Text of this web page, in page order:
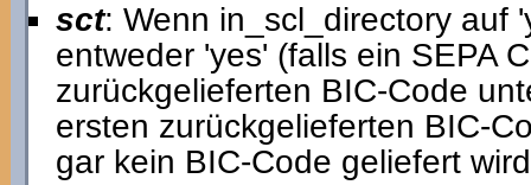
sct: Wenn in_scl_directory auf
entweder 'yes' (falls ein SEPA
zurückgelieferten BIC-Code
ersten zurückgelieferten BIC-
gar kein BIC-Code geliefert